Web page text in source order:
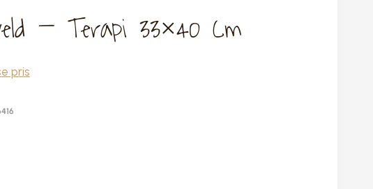
– Terapi 33×40 Cm
pris